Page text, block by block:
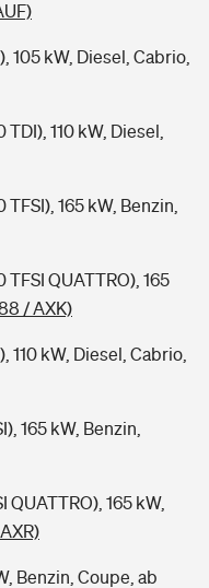
105 kW, Diesel, Cabrio,
110 kW, Diesel,
165 kW, Benzin,
TFSI QUATTRO), 165
/ AXK)
110 kW, Diesel, Cabrio,
165 kW, Benzin,
QUATTRO), 165 kW,
Benzin, Coupe, ab